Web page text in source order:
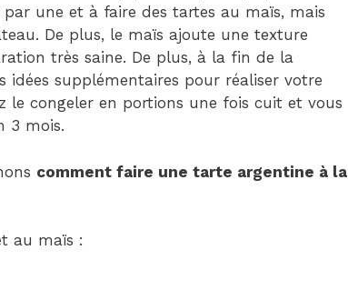
une et à faire des tartes au maïs, mais
De plus, le maïs ajoute une texture
très saine. De plus, à la fin de la
idées supplémentaires pour réaliser votre
le congeler en portions une fois cuit et vous
3 mois.
comment faire une tarte argentine à la
au maïs :